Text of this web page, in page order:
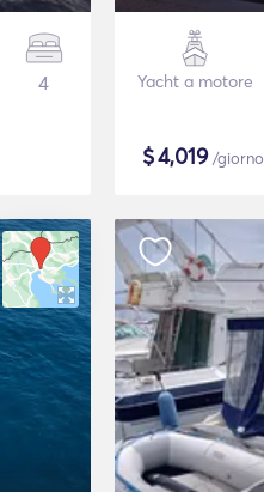
4 Yacht a motore
$4,019/giorno